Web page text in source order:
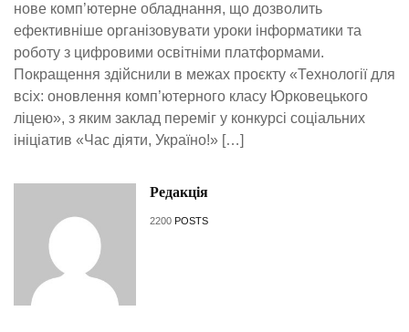
нове комп’ютерне обладнання, що дозволить
ефективніше організовувати уроки інформатики та
роботу з цифровими освітніми платформами.
Покращення здійснили в межах проєкту «Технології для
всіх: оновлення комп’ютерного класу Юрковецького
ліцею», з яким заклад переміг у конкурсі соціальних
ініціатив «Час діяти, Україно!» […]
Редакція
2200 POSTS